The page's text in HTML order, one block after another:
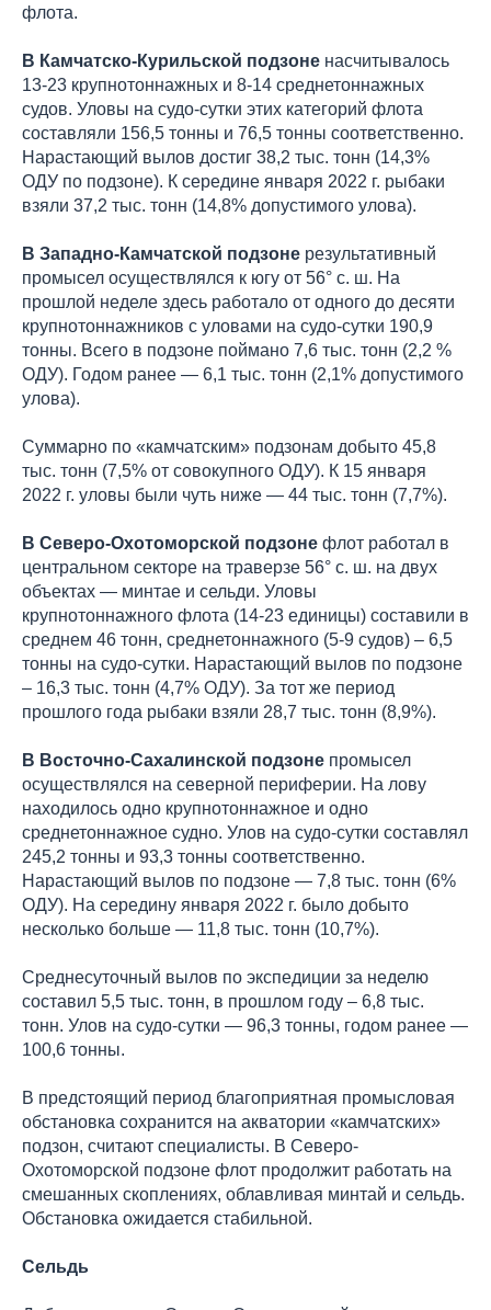
флота.
В Камчатско-Курильской подзоне насчитывалось
13-23 крупнотоннажных и 8-14 среднетоннажных
судов. Уловы на судо-сутки этих категорий флота
составляли 156,5 тонны и 76,5 тонны соответственно.
Нарастающий вылов достиг 38,2 тыс. тонн (14,3%
ОДУ по подзоне). К середине января 2022 г. рыбаки
взяли 37,2 тыс. тонн (14,8% допустимого улова).
В Западно-Камчатской подзоне результативный
промысел осуществлялся к югу от 56° с. ш. На
прошлой неделе здесь работало от одного до десяти
крупнотоннажников с уловами на судо-сутки 190,9
тонны. Всего в подзоне поймано 7,6 тыс. тонн (2,2 %
ОДУ). Годом ранее — 6,1 тыс. тонн (2,1% допустимого
улова).
Суммарно по «камчатским» подзонам добыто 45,8
тыс. тонн (7,5% от совокупного ОДУ). К 15 января
2022 г. уловы были чуть ниже — 44 тыс. тонн (7,7%).
В Северо-Охотоморской подзоне флот работал в
центральном секторе на траверзе 56° с. ш. на двух
объектах — минтае и сельди. Уловы
крупнотоннажного флота (14-23 единицы) составили в
среднем 46 тонн, среднетоннажного (5-9 судов) – 6,5
тонны на судо-сутки. Нарастающий вылов по подзоне
– 16,3 тыс. тонн (4,7% ОДУ). За тот же период
прошлого года рыбаки взяли 28,7 тыс. тонн (8,9%).
В Восточно-Сахалинской подзоне промысел
осуществлялся на северной периферии. На лову
находилось одно крупнотоннажное и одно
среднетоннажное судно. Улов на судо-сутки составлял
245,2 тонны и 93,3 тонны соответственно.
Нарастающий вылов по подзоне — 7,8 тыс. тонн (6%
ОДУ). На середину января 2022 г. было добыто
несколько больше — 11,8 тыс. тонн (10,7%).
Среднесуточный вылов по экспедиции за неделю
составил 5,5 тыс. тонн, в прошлом году – 6,8 тыс.
тонн. Улов на судо-сутки — 96,3 тонны, годом ранее —
100,6 тонны.
В предстоящий период благоприятная промысловая
обстановка сохранится на акватории «камчатских»
подзон, считают специалисты. В Северо-
Охотоморской подзоне флот продолжит работать на
смешанных скоплениях, облавливая минтай и сельдь.
Обстановка ожидается стабильной.
Сельдь